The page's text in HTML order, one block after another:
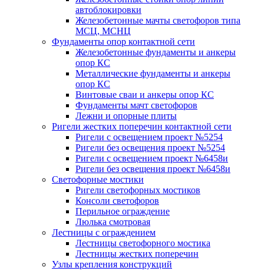
автоблокировки
Железобетонные мачты светофоров типа
МСЦ, МСНЦ
Фундаменты опор контактной сети
Железобетонные фундаменты и анкеры
опор КС
Металлические фундаменты и анкеры
опор КС
Винтовые сваи и анкеры опор КС
Фундаменты мачт светофоров
Лежни и опорные плиты
Ригели жестких поперечин контактной сети
Ригели с освещением проект №5254
Ригели без освещения проект №5254
Ригели с освещением проект №6458и
Ригели без освещения проект №6458и
Светофорные мостики
Ригели светофорных мостиков
Консоли светофоров
Перильное ограждение
Люлька смотровая
Лестницы с ограждением
Лестницы светофорного мостика
Лестницы жестких поперечин
Узлы крепления конструкций